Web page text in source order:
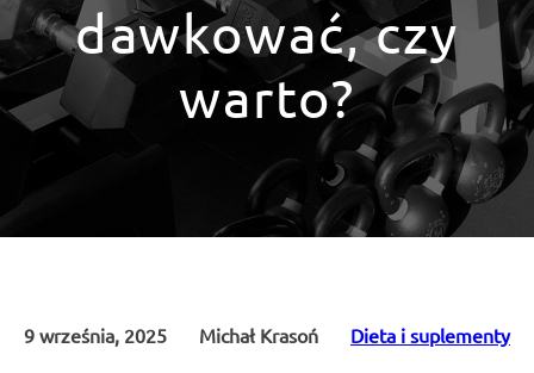
dawkować, czy
warto?
9 września, 2025 Michał Krasoń Dieta i suplementy